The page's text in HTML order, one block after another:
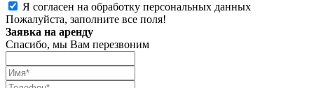
Я согласен на обработку персональных данных
Пожалуйста, заполните все поля!
Заявка на аренду
Спасибо, мы Вам перезвоним